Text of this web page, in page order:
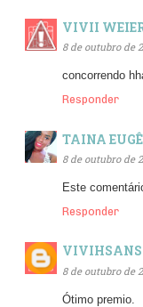
VIVII
8 de outubro de
concorrendo
Responder
TAINA
8 de outubro de
Este
Responder
8 de outubro de
Ótimo premio.